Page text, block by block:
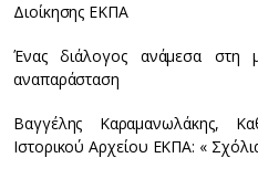
Διοίκησης ΕΚΠΑ
Ένας διάλογος ανάμεσα στη
αναπαράσταση
Βαγγέλης Καραμανωλάκης,
Ιστορικού Αρχείου ΕΚΠΑ: «